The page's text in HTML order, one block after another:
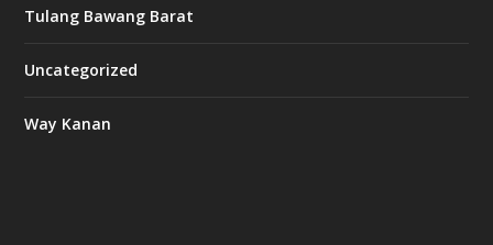
Tulang Bawang Barat
Uncategorized
Way Kanan